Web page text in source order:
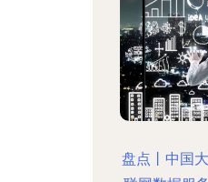
盘点丨中国